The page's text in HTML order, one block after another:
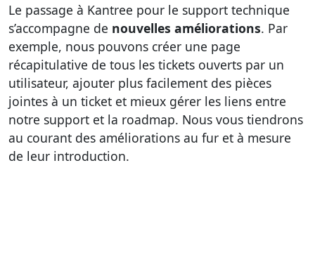
Le passage à Kantree pour le support technique
s’accompagne de nouvelles améliorations. Par
exemple, nous pouvons créer une page
récapitulative de tous les tickets ouverts par un
utilisateur, ajouter plus facilement des pièces
jointes à un ticket et mieux gérer les liens entre
notre support et la roadmap. Nous vous tiendrons
au courant des améliorations au fur et à mesure
de leur introduction.